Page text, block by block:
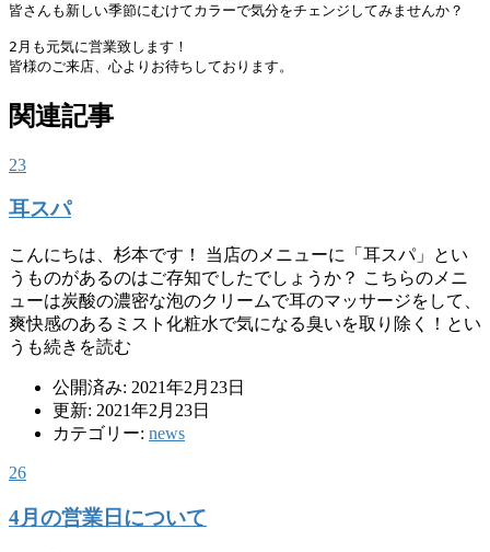
皆さんも新しい季節にむけてカラーで気分をチェンジしてみませんか？
2月も元気に営業致します！
皆様のご来店、心よりお待ちしております。
関連記事
23
耳スパ
こんにちは、杉本です！ 当店のメニューに「耳スパ」とい
うものがあるのはご存知でしたでしょうか？ こちらのメニ
ューは炭酸の濃密な泡のクリームで耳のマッサージをして、
爽快感のあるミスト化粧水で気になる臭いを取り除く！とい
うも続きを読む
公開済み: 2021年2月23日
更新: 2021年2月23日
カテゴリー: news
26
4月の営業日について